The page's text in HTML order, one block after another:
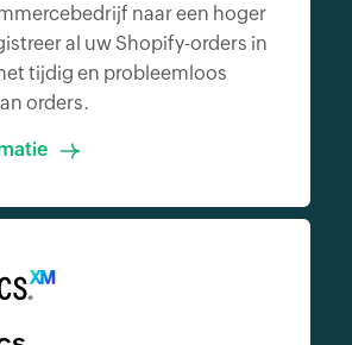
naar een hoger
al uw Shopify-orders in
tijdig en probleemloos
orders.